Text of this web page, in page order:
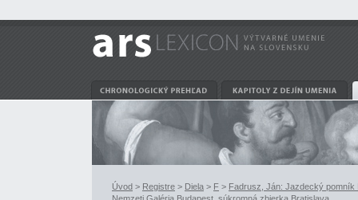
Úvod > Registre > Diela > F > Fadrusz, Ján: Jazdecký pomník